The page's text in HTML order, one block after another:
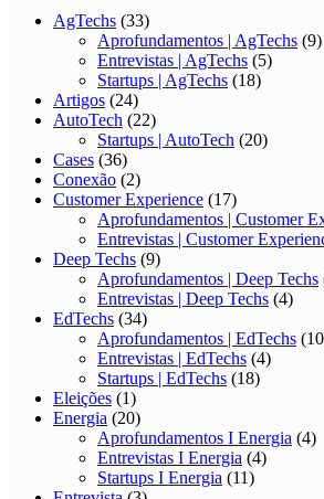
AgTechs (33)
Aprofundamentos | AgTechs (9)
Entrevistas | AgTechs (5)
Startups | AgTechs (18)
Artigos (24)
AutoTech (22)
Startups | AutoTech (20)
Cases (36)
Conexão (2)
Customer Experience (17)
Aprofundamentos | Customer
Entrevistas | Customer
Deep Techs (9)
Aprofundamentos | Deep Techs
Entrevistas | Deep Techs (4)
EdTechs (34)
Aprofundamentos | EdTechs
Entrevistas | EdTechs (4)
Startups | EdTechs (18)
Eleições (1)
Energia (20)
Aprofundamentos I Energia (4)
Entrevistas I Energia (4)
Startups I Energia (11)